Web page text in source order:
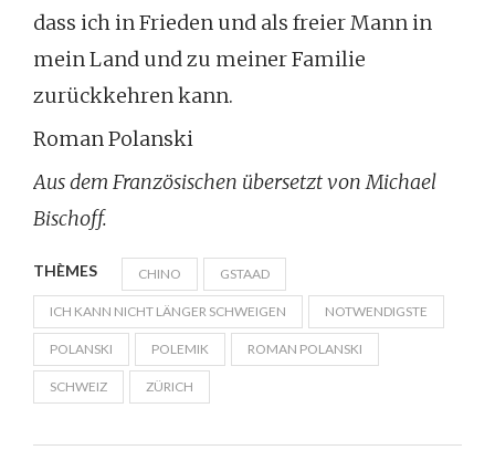
dass ich in Frieden und als freier Mann in
mein Land und zu meiner Familie
zurückkehren kann.
Roman Polanski
Aus dem Französischen übersetzt von Michael
Bischoff.
THÈMES CHINO GSTAAD
ICH KANN NICHT LÄNGER SCHWEIGEN NOTWENDIGSTE
POLANSKI POLEMIK ROMAN POLANSKI
SCHWEIZ ZÜRICH